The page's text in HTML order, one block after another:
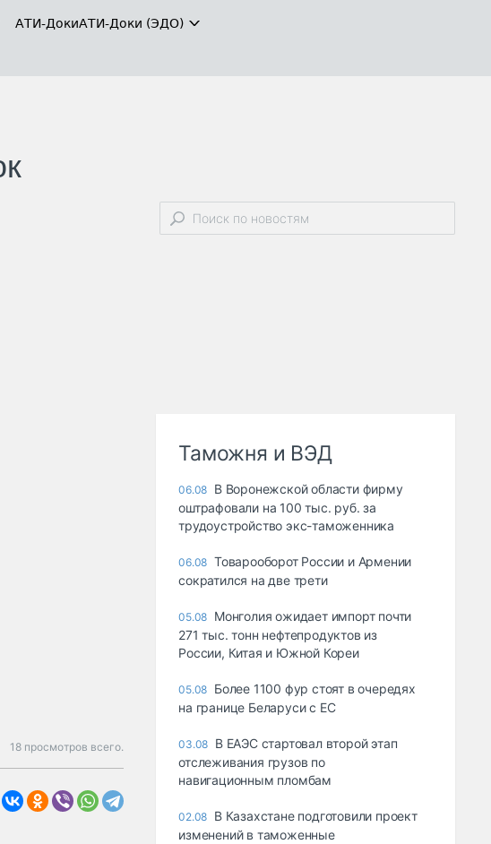
АТИ-ДокиАТИ-Доки (ЭДО)
18 просмотров всего.
Таможня и ВЭД
06.08 В Воронежской области фирму
оштрафовали на 100 тыс. руб. за
трудоустройство экс-таможенника
06.08 Товарооборот России и Армении
сократился на две трети
05.08 Монголия ожидает импорт почти
271 тыс. тонн нефтепродуктов из
России, Китая и Южной Кореи
05.08 Более 1100 фур стоят в очередях
на границе Беларуси с ЕС
03.08 В ЕАЭС стартовал второй этап
отслеживания грузов по
навигационным пломбам
02.08 В Казахстане подготовили проект
изменений в таможенные